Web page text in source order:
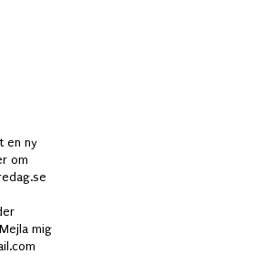
en ny
om
mig